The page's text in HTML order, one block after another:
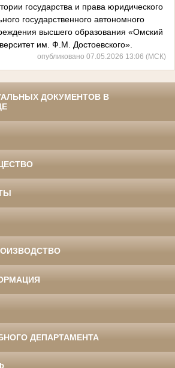
государства и права юридического
государственного автономного
высшего образования «Омский
им. Ф.М. Достоевского».
опубликовано 07.05.2026 13:06 (МСК)
ДОКУМЕНТОВ В
ДЕПАРТАМЕНТА